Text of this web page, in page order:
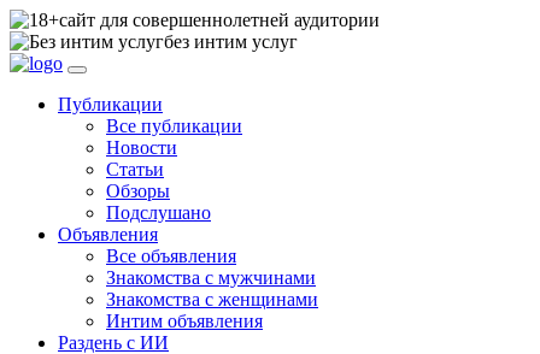
сайт для совершеннолетней аудитории
без интим услуг
Публикации
Все публикации
Новости
Статьи
Обзоры
Подслушано
Объявления
Все объявления
Знакомства с мужчинами
Знакомства с женщинами
Интим объявления
Раздень с ИИ